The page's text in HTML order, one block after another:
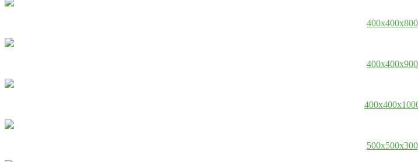
400x400x800
400x400x900
500x500x300